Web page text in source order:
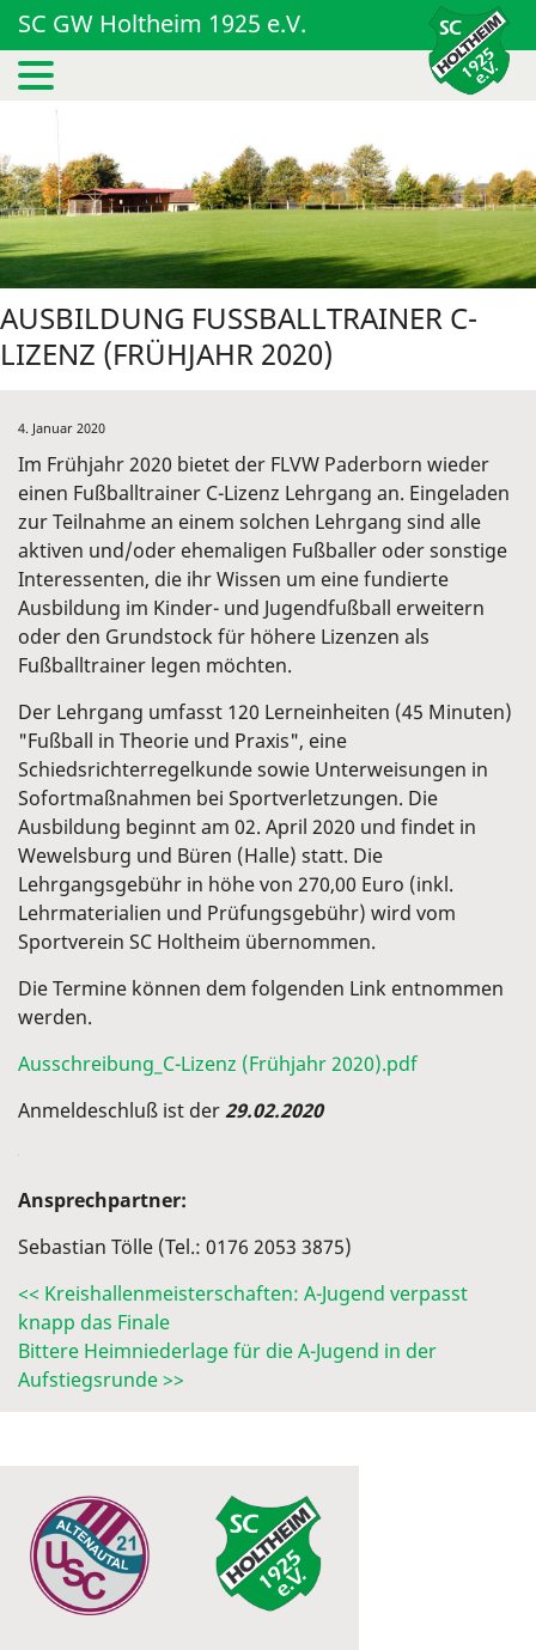
SC GW Holtheim 1925 e.V.
AUSBILDUNG FUSSBALLTRAINER C-L
IZENZ (FRÜHJAHR 2020)
4. Januar 2020
Im Frühjahr 2020 bietet der FLVW Paderborn wieder
einen Fußballtrainer C-Lizenz Lehrgang an. Eingeladen
zur Teilnahme an einem solchen Lehrgang sind alle
aktiven und/oder ehemaligen Fußballer oder sonstige
Interessenten, die ihr Wissen um eine fundierte
Ausbildung im Kinder- und Jugendfußball erweitern
oder den Grundstock für höhere Lizenzen als
Fußballtrainer legen möchten.
Der Lehrgang umfasst 120 Lerneinheiten (45 Minuten)
"Fußball in Theorie und Praxis", eine
Schiedsrichterregelkunde sowie Unterweisungen in
Sofortmaßnahmen bei Sportverletzungen. Die
Ausbildung beginnt am 02. April 2020 und findet in
Wewelsburg und Büren (Halle) statt. Die
Lehrgangsgebühr in höhe von 270,00 Euro (inkl.
Lehrmaterialien und Prüfungsgebühr) wird vom
Sportverein SC Holtheim übernommen.
Die Termine können dem folgenden Link entnommen
werden.
Ausschreibung_C-Lizenz (Frühjahr 2020).pdf
Anmeldeschluß ist der29.02.2020
Ansprechpartner:
Sebastian Tölle (Tel.: 0176 2053 3875)
<< Kreishallenmeisterschaften: A-Jugend verpasst
knapp das Finale
Bittere Heimniederlage für die A-Jugend in der
Aufstiegsrunde >>